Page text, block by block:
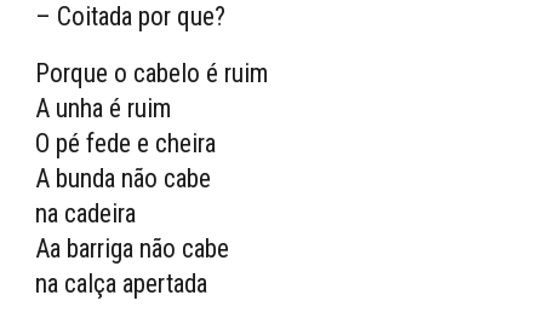
– Coitada por que?
Porque o cabelo é ruim
A unha é ruim
O pé fede e cheira
A bunda não cabe
na cadeira
Aa barriga não cabe
na calça apertada